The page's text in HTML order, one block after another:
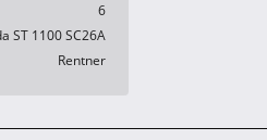
6
ST 1100 SC26A
Rentner